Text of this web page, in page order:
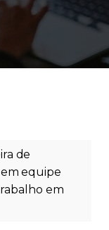
de
equipe
em